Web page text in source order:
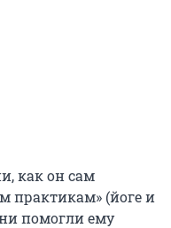
как он сам
практикам» (йоге и
помогли ему